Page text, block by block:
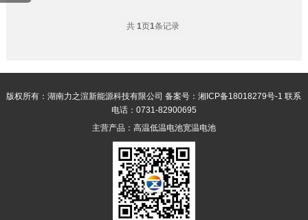
共 1页1条记录
版权所有：湖南力之渲新能源科技有限公司备案号：湘ICP备18018279号-1 联系
电话：0731-82900695
主营产品： 高温低温电池宽温电池